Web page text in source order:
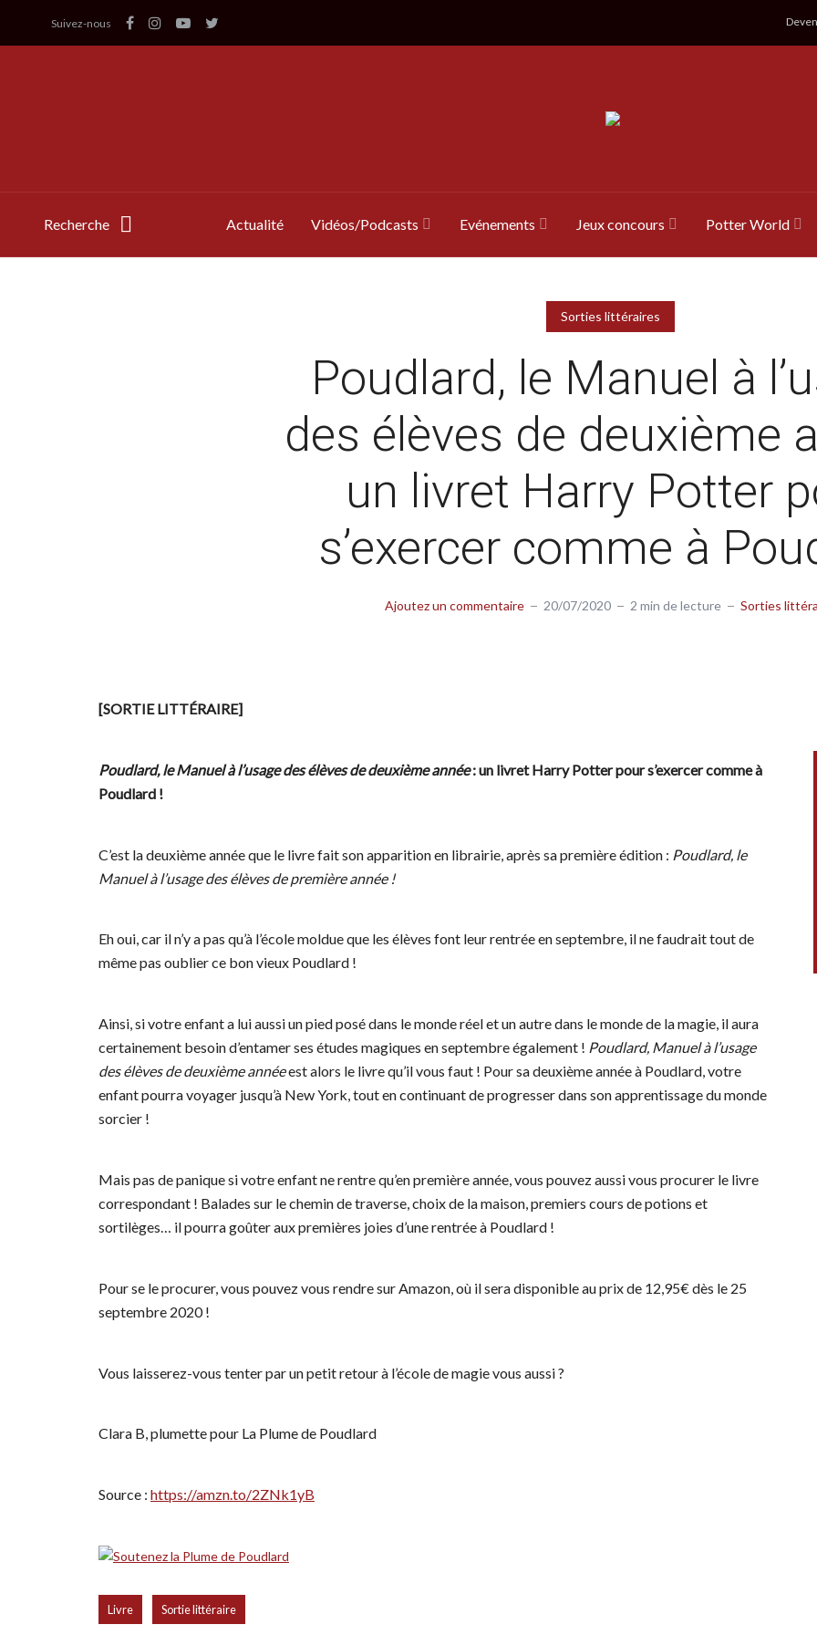
Suivez-nous
Recherche Actualité Vidéos/Podcasts Evénements Jeux concours Potter World
Sorties littéraires
Poudlard, le Manuel à
des élèves de deuxième
un livret Harry Potter
s’exercer comme à
Ajoutez un commentaire 20/07/2020 2 min de lecture Sorties
[SORTIE LITTÉRAIRE]
Poudlard, le Manuel à l’usage des élèves de deuxième année: un livret Harry Potter pour s’exercer comme à
Poudlard !
C’est la deuxième année que le livre fait son apparition en librairie, après sa première édition : Poudlard, le
Manuel à l’usage des élèves de première année !
Eh oui, car il n’y a pas qu’à l’école moldue que les élèves font leur rentrée en septembre, il ne faudrait tout de
même pas oublier ce bon vieux Poudlard !
Ainsi, si votre enfant a lui aussi un pied posé dans le monde réel et un autre dans le monde de la magie, il aura
certainement besoin d’entamer ses études magiques en septembre également ! Poudlard, Manuel à l’usage
des élèves de deuxième annéeest alors le livre qu’il vous faut ! Pour sa deuxième année à Poudlard, votre
enfant pourra voyager jusqu’à New York, tout en continuant de progresser dans son apprentissage du monde
sorcier !
Mais pas de panique si votre enfant ne rentre qu’en première année, vous pouvez aussi vous procurer le livre
correspondant ! Balades sur le chemin de traverse, choix de la maison, premiers cours de potions et
sortilèges… il pourra goûter aux premières joies d’une rentrée à Poudlard !
Pour se le procurer, vous pouvez vous rendre sur Amazon, où il sera disponible au prix de 12,95€ dès le 25
septembre 2020 !
Vous laisserez-vous tenter par un petit retour à l’école de magie vous aussi ?
Clara B, plumette pour La Plume de Poudlard
Source : https://amzn.to/2ZNk1yB
Livre Sortie littéraire